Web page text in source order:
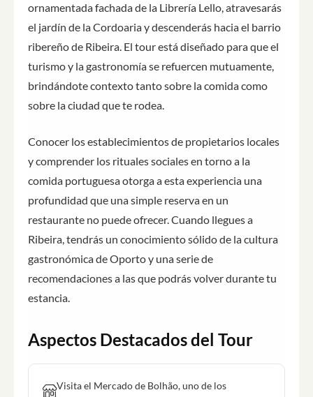
ornamentada fachada de la Librería Lello, atravesarás
el jardín de la Cordoaria y descenderás hacia el barrio
ribereño de Ribeira. El tour está diseñado para que el
turismo y la gastronomía se refuercen mutuamente,
brindándote contexto tanto sobre la comida como
sobre la ciudad que te rodea.
Conocer los establecimientos de propietarios locales
y comprender los rituales sociales en torno a la
comida portuguesa otorga a esta experiencia una
profundidad que una simple reserva en un
restaurante no puede ofrecer. Cuando llegues a
Ribeira, tendrás un conocimiento sólido de la cultura
gastronómica de Oporto y una serie de
recomendaciones a las que podrás volver durante tu
estancia.
Aspectos Destacados del Tour
Visita el Mercado de Bolhão, uno de los